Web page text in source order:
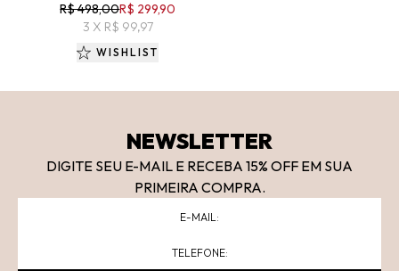
R$ 498,00R$ 299,90
3 X R$ 99,97
WISHLIST
NEWSLETTER
DIGITE SEU E-MAIL E RECEBA 15% OFF EM SUA
PRIMEIRA COMPRA.